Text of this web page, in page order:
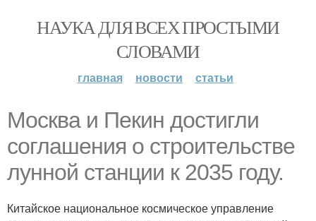
НАУКА ДЛЯ ВСЕХ ПРОСТЫМИ
СЛОВАМИ
главная новости статьи
Москва и Пекин достигли
соглашения о строительстве
лунной станции к 2035 году.
Китайское национальное космическое управление